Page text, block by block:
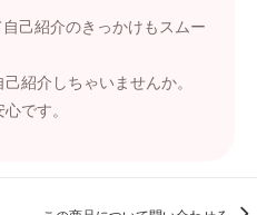
己紹介のきっかけもスムー
紹介しちゃいませんか。
です。